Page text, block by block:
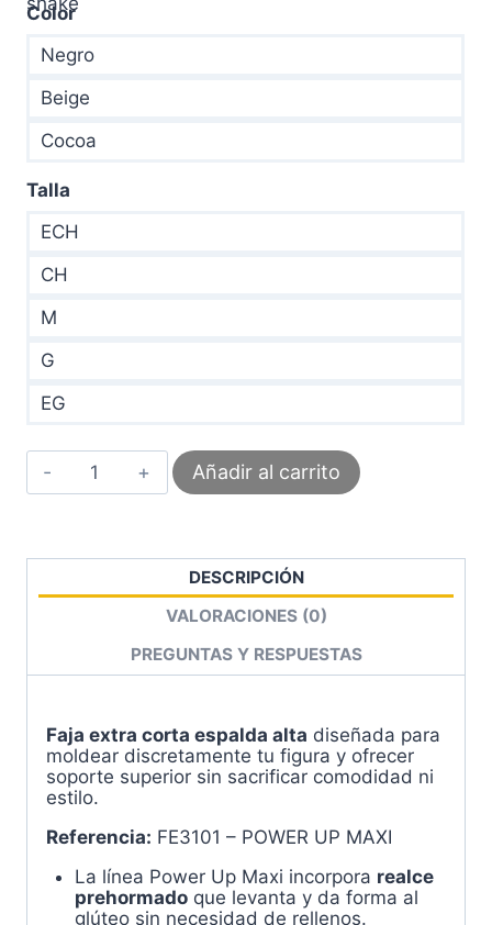
Color
Negro
Beige
Cocoa
Talla
ECH
CH
M
G
EG
Faja
Extra
Corta
Realce
Power
Up
Maxi
FE3101
Añadir al carrito
DESCRIPCIÓN
VALORACIONES (0)
PREGUNTAS Y RESPUESTAS
Faja extra corta espalda alta diseñada para
moldear discretamente tu figura y ofrecer
soporte superior sin sacrificar comodidad ni
estilo.
Referencia: FE3101 – POWER UP MAXI
La línea Power Up Maxi incorpora realce
prehormadoque levanta y da forma al
glúteo sin necesidad de rellenos.